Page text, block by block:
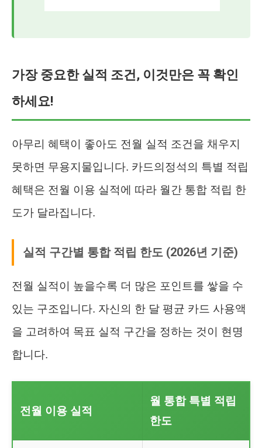
가장 중요한 실적 조건, 이것만은 꼭 확인
하세요!
아무리 혜택이 좋아도 전월 실적 조건을 채우지
못하면 무용지물입니다. 카드의정석의 특별 적립
혜택은 전월 이용 실적에 따라 월간 통합 적립 한
도가 달라집니다.
실적 구간별 통합 적립 한도 (2026년 기준)
전월 실적이 높을수록 더 많은 포인트를 쌓을 수
있는 구조입니다. 자신의 한 달 평균 카드 사용액
을 고려하여 목표 실적 구간을 정하는 것이 현명
합니다.
전월 이용 실적
월 통합 특별 적립
한도